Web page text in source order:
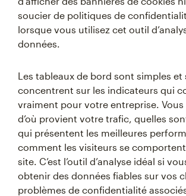
soucier de politiques de
lorsque vous utilisez cet outil
données.
Les tableaux de bord sont simples et
concentrent sur les indicateurs qui
vraiment pour votre entreprise.
d’où provient votre trafic, quelles
qui présentent les meilleures
comment les visiteurs se
site. C’est l’outil d’analyse idéal si
obtenir des données fiables sur vos
problèmes de confidentialité